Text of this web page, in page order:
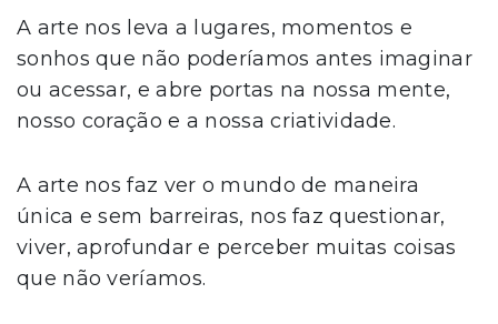
A arte nos leva a lugares, momentos e
sonhos que não poderíamos antes imaginar
ou acessar, e abre portas na nossa mente,
nosso coração e a nossa criatividade.
A arte nos faz ver o mundo de maneira
única e sem barreiras, nos faz questionar,
viver, aprofundar e perceber muitas coisas
que não veríamos.